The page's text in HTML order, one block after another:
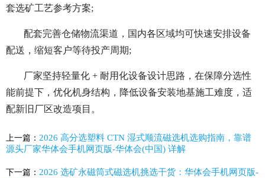
套选矿工艺参考方案;
配套完善仓储物流渠道，国内各区域均可快速安排设备
配送，缩短客户等待投产周期;
厂家坚持轻量化 + 耐用化设备设计思路，在保障分选性
能前提下，优化机身结构，降低设备安装地基施工难度，适
配新旧厂区改造项目。
上一篇： 2026 高分选塑料 CTN 湿式顺流磁选机选购指南，靠谱
源头厂家华体会手机网页版-华体会(中国) 详解
下一篇： 2026 选矿永磁筒式磁选机挑选干货：华体会手机网页版-